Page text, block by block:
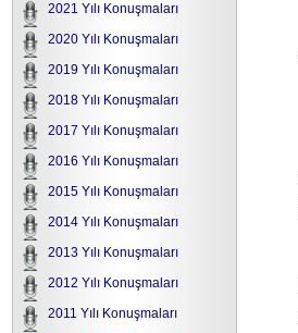
2021 Yılı Konuşmaları
2020 Yılı Konuşmaları
2019 Yılı Konuşmaları
2018 Yılı Konuşmaları
2017 Yılı Konuşmaları
2016 Yılı Konuşmaları
2015 Yılı Konuşmaları
2014 Yılı Konuşmaları
2013 Yılı Konuşmaları
2012 Yılı Konuşmaları
2011 Yılı Konuşmaları